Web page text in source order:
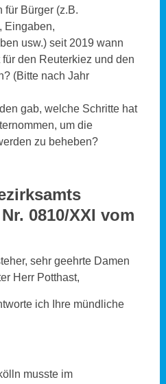
für Bürger (z.B.
Eingaben,
usw.) seit 2019 wann
den Reuterkiez und den
(Bitte nach Jahr
gab, welche Schritte hat
um die
zu beheben?
0810/XXI vom
sehr geehrte Damen
Herr Potthast,
ich Ihre mündliche
musste im